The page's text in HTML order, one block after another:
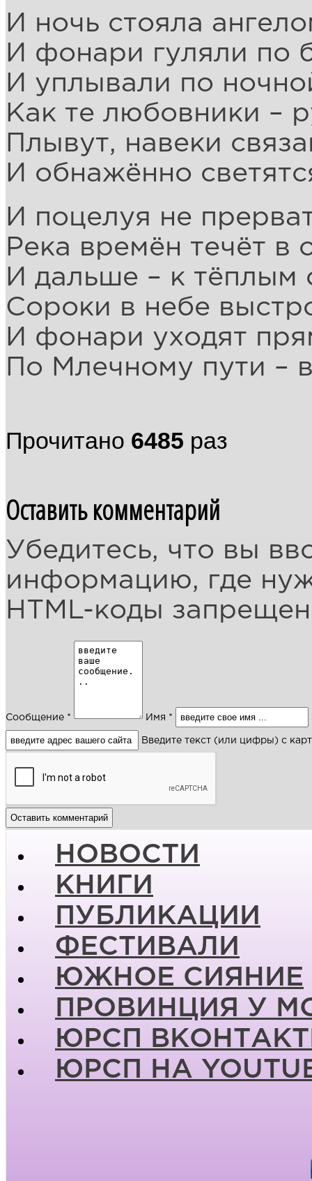
И ночь стояла
И фонари гуляли по
И уплывали по
Как те любовники –
Плывут, навеки
И обнажённо
И поцелуя не
Река времён течёт в
И дальше – к тёплым
Сороки в небе
И фонари уходят
По Млечному пути –
Прочитано 6485 раз
Оставить комментарий
Убедитесь, что вы
информацию, где
HTML-коды
Сообщение * Имя *
Введите текст (или цифры) с
НОВОСТИ
КНИГИ
ПУБЛИКАЦИИ
ФЕСТИВАЛИ
ЮЖНОЕ СИЯНИЕ
ПРОВИНЦИЯ У
ЮРСП
ЮРСП НА